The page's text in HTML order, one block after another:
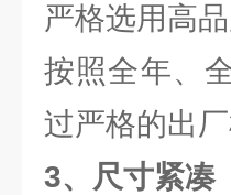
严格选用高品
按照全年、
过严格的出厂
3、 尺寸紧凑